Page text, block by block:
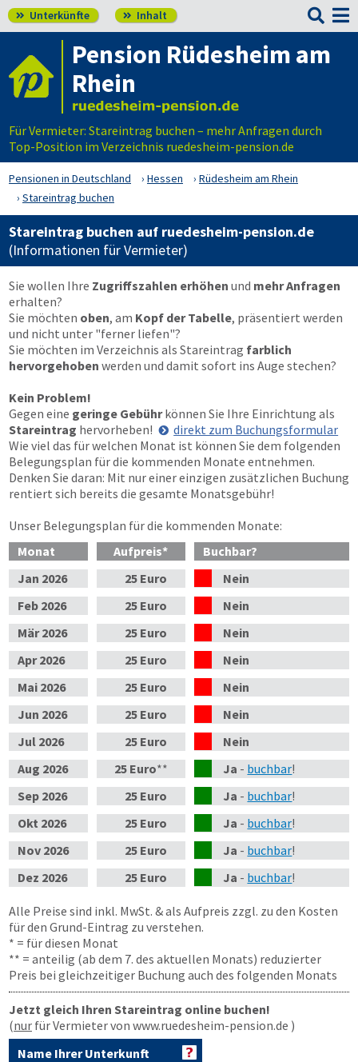
 Unterkünfte  Inhalt 
Pension Rüdesheim am
Rhein
Für Vermieter: Stareintrag buchen – mehr Anfragen durch
Top-Position im Verzeichnis ruedesheim-pension.de
Pensionen in Deutschland Hessen
Rüdesheim am Rhein
Stareintrag buchen
Stareintrag buchen auf ruedesheim-pension.de
(Informationen für Vermieter)
Sie wollen Ihre Zugriffszahlen erhöhen und mehr Anfragen
erhalten?
Sie möchten oben, am Kopf der Tabelle, präsentiert werden
und nicht unter "ferner liefen"?
Sie möchten im Verzeichnis als Stareintrag farblich
hervorgehoben werden und damit sofort ins Auge stechen?
Kein Problem!
Gegen eine geringe Gebührkönnen Sie Ihre Einrichtung als
Stareintrag hervorheben!
direkt zum Buchungsformular
Wie viel das für welchen Monat ist können Sie dem folgenden
Belegungsplan für die kommenden Monate entnehmen.
Denken Sie daran: Mit nur einer einzigen zusätzlichen Buchung
rentiert sich bereits die gesamte Monatsgebühr!
Unser Belegungsplan für die kommenden Monate:
Monat
Aufpreis*
Buchbar?
Jan 2026 25 Euro
Nein
Feb 2026 25 Euro
Nein
Mär2026 25 Euro
Nein
Apr2026 25 Euro
Nein
Mai 2026 25 Euro
Nein
Jun 2026 25 Euro
Nein
Jul 2026 25 Euro
Nein
Aug 2026 25 Euro** Ja - buchbar!
Sep 2026 25 Euro Ja - buchbar!
Okt 2026 25 Euro Ja - buchbar!
Nov 2026 25 Euro Ja - buchbar!
Dez 2026 25 Euro Ja - buchbar!
Alle Preise sind inkl. MwSt. & als Aufpreis zzgl. zu den Kosten
für den Grund-Eintrag zu verstehen.
* = für diesen Monat
** = anteilig (ab dem 7. des aktuellen Monats) reduzierter
Preis bei gleichzeitiger Buchung auch des folgenden Monats
Jetzt gleich Ihren Stareintrag online buchen!
(nur für Vermieter von www.ruedesheim-pension.de )
Name Ihrer Unterkunft